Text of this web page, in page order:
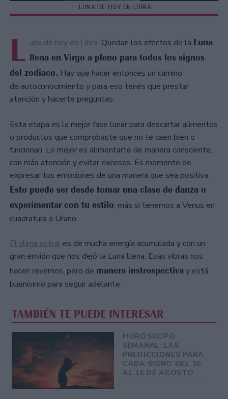
LUNA DE HOY EN LIBRA.
L una de hoy en Libra. Quedan los efectos de la Luna
llena en Virgo a pleno para todos los signos
del zodiaco. Hay que hacer entonces un camino
de autoconocimiento y para eso tenés que prestar
atención y hacerte preguntas.
Esta etapa es la mejor fase lunar para descartar alimentos
o productos que comprobaste que no te caen bien o
funcionan. Lo mejor es alimentarte de manera consciente,
con más atención y evitar excesos. Es momento de
expresar tus emociones de una manera que sea positiva.
Esto puede ser desde tomar una clase de danza o
experimentar con tu estilo, más si tenemos a Venus en
cuadratura a Urano.
El clima astral es de mucha energía acumulada y con un
gran envión que nos dejó la Luna llena. Esas vibras nos
hacen revernos, pero de manera instrospectiva y está
buenísimo para seguir adelante.
TAMBIÉN TE PUEDE INTERESAR
HORÓSCOPO
SEMANAL: LAS
PREDICCIONES PARA
CADA SIGNO DEL 10
AL 16 DE AGOSTO